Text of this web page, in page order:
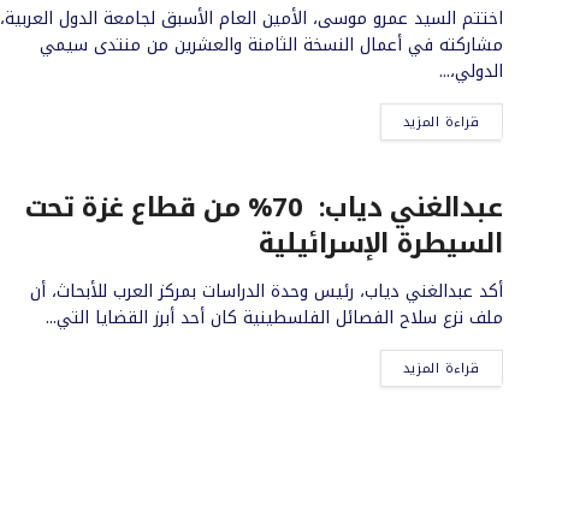
اختتم السيد عمرو موسى، الأمين العام الأسبق لجامعة الدول العربية،
مشاركته في أعمال النسخة الثامنة والعشرين من منتدى سيمي
الدولي،...
قراءة المزيد
عبدالغني دياب: 70% من قطاع غزة تحت
السيطرة الإسرائيلية
أكد عبدالغني دياب، رئيس وحدة الدراسات بمركز العرب للأبحاث، أن
ملف نزع سلاح الفصائل الفلسطينية كان أحد أبرز القضايا التي...
قراءة المزيد